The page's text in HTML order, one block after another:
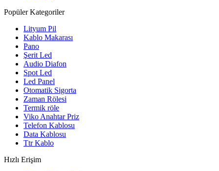
Popüler Kategoriler
Lityum Pil
Kablo Makarası
Pano
Şerit Led
Audio Diafon
Spot Led
Led Panel
Otomatik Sigorta
Zaman Rölesi
Termik röle
Viko Anahtar Priz
Telefon Kablosu
Data Kablosu
Ttr Kablo
Hızlı Erişim